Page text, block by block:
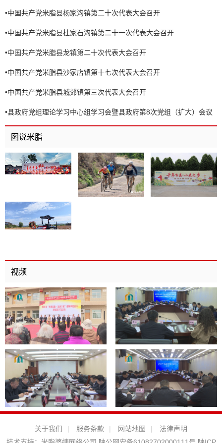
•中国共产党米脂县杨家沟镇第二十次代表大会召开
•中国共产党米脂县杜家石沟镇第二十一次代表大会召开
•中国共产党米脂县龙镇第二十次代表大会召开
•中国共产党米脂县沙家店镇第十七次代表大会召开
•中国共产党米脂县城郊镇第三次代表大会召开
•县政府党组理论学习中心组学习会暨县政府第8次党组（扩大）会议
召开
图说米脂
视频
关于我们 | 服务条款 | 网站地图 |
法律声明